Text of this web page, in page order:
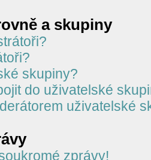
a skupiny
skupiny?
do uživatelské
uživatelské
zprávy!